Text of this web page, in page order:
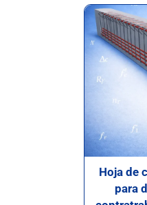
Hoja de
para